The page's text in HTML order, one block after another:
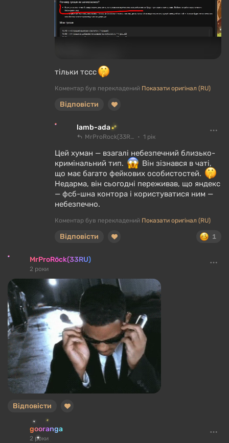
тільки тссс
Коментар був перекладений Показати оригінал (RU)
Відповісти
lamb-ada
MrProRock(33RU) 1 рік
Цей хуман — взагалі небезпечний близько-
кримінальний тип.
Він зізнався в чаті,
що має багато фейкових особистостей.
Недарма, він сьогодні переживав, що яндекс
— фсб-шна контора і користуватися ним —
небезпечно.
Коментар був перекладений Показати оригінал (RU)
1
Відповісти
MrProRock(33RU)
2 роки
Відповісти
gooranga
2 роки